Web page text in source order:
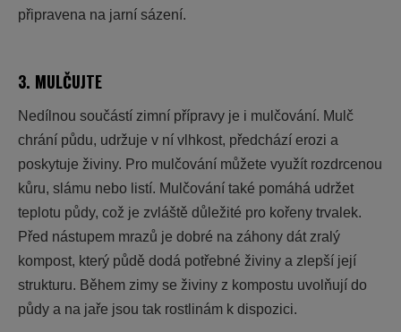
připravena na jarní sázení.
3. MULČUJTE
Nedílnou součástí zimní přípravy je i mulčování. Mulč
chrání půdu, udržuje v ní vlhkost, předchází erozi a
poskytuje živiny. Pro mulčování můžete využít rozdrcenou
kůru, slámu nebo listí. Mulčování také pomáhá udržet
teplotu půdy, což je zvláště důležité pro kořeny trvalek.
Před nástupem mrazů je dobré na záhony dát zralý
kompost, který půdě dodá potřebné živiny a zlepší její
strukturu. Během zimy se živiny z kompostu uvolňují do
půdy a na jaře jsou tak rostlinám k dispozici.